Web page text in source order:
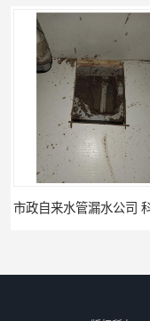
市政自来水管漏水公司 科探管道工程